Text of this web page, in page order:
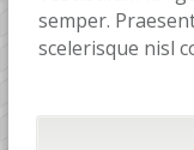
semper.
scelerisque nisl